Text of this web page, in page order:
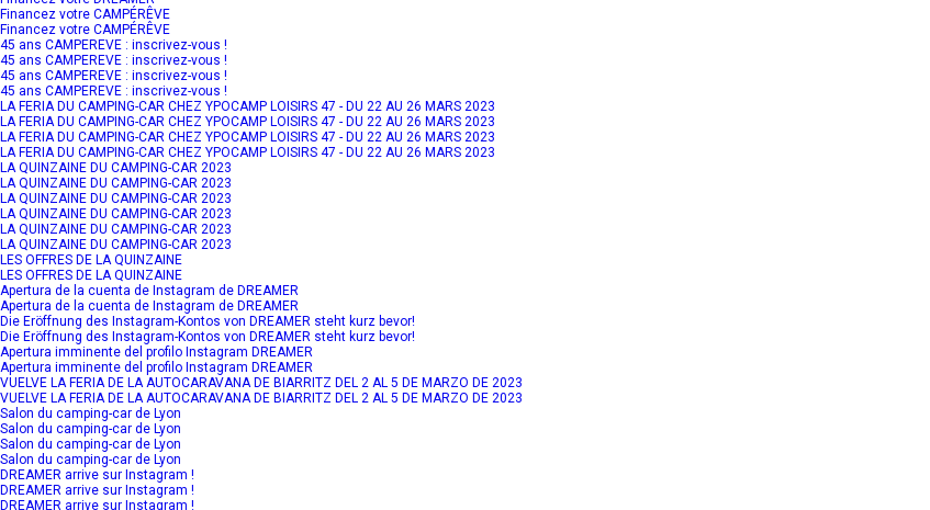
Financez votre CAMPÉRÊVE
Financez votre CAMPÉRÊVE
45 ans CAMPEREVE : inscrivez-vous !
45 ans CAMPEREVE : inscrivez-vous !
45 ans CAMPEREVE : inscrivez-vous !
45 ans CAMPEREVE : inscrivez-vous !
LA FERIA DU CAMPING-CAR CHEZ YPOCAMP LOISIRS 47 - DU 22 AU 26 MARS 2023
LA FERIA DU CAMPING-CAR CHEZ YPOCAMP LOISIRS 47 - DU 22 AU 26 MARS 2023
LA FERIA DU CAMPING-CAR CHEZ YPOCAMP LOISIRS 47 - DU 22 AU 26 MARS 2023
LA FERIA DU CAMPING-CAR CHEZ YPOCAMP LOISIRS 47 - DU 22 AU 26 MARS 2023
LA QUINZAINE DU CAMPING-CAR 2023
LA QUINZAINE DU CAMPING-CAR 2023
LA QUINZAINE DU CAMPING-CAR 2023
LA QUINZAINE DU CAMPING-CAR 2023
LA QUINZAINE DU CAMPING-CAR 2023
LA QUINZAINE DU CAMPING-CAR 2023
LES OFFRES DE LA QUINZAINE
LES OFFRES DE LA QUINZAINE
Apertura de la cuenta de Instagram de DREAMER
Apertura de la cuenta de Instagram de DREAMER
Die Eröffnung des Instagram-Kontos von DREAMER steht kurz bevor!
Die Eröffnung des Instagram-Kontos von DREAMER steht kurz bevor!
Apertura imminente del profilo Instagram DREAMER
Apertura imminente del profilo Instagram DREAMER
VUELVE LA FERIA DE LA AUTOCARAVANA DE BIARRITZ DEL 2 AL 5 DE MARZO DE 2023
VUELVE LA FERIA DE LA AUTOCARAVANA DE BIARRITZ DEL 2 AL 5 DE MARZO DE 2023
Salon du camping-car de Lyon
Salon du camping-car de Lyon
Salon du camping-car de Lyon
Salon du camping-car de Lyon
DREAMER arrive sur Instagram !
DREAMER arrive sur Instagram !
DREAMER arrive sur Instagram !